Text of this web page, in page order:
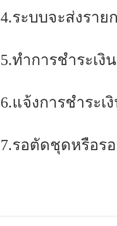
4.ระบบจะส่งรา
5.ทำการชำระเ
6.แจ้งการชำระ
7.รอตัดชุดหรือร